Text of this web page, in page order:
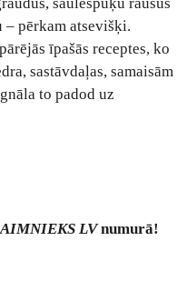
– pērkam atsevišķi.
īpašās receptes, ko
sastāvdaļas, samaisām
to padod uz
LVnumurā!